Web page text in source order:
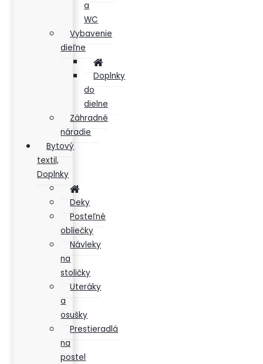
a
WC
Vybavenie
dieľne
Doplnky
do
dielne
Záhradné
náradie
Bytový
textil,
Doplnky
Deky
Posteľné
obliečky
Návleky
na
stoličky
Uteráky
a
osušky
Prestieradlá
na
postel